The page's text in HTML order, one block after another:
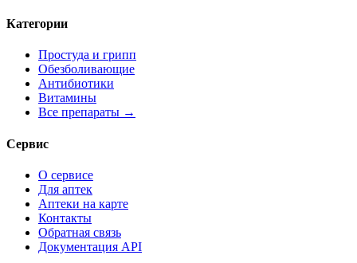
Категории
Простуда и грипп
Обезболивающие
Антибиотики
Витамины
Все препараты →
Сервис
О сервисе
Для аптек
Аптеки на карте
Контакты
Обратная связь
Документация API